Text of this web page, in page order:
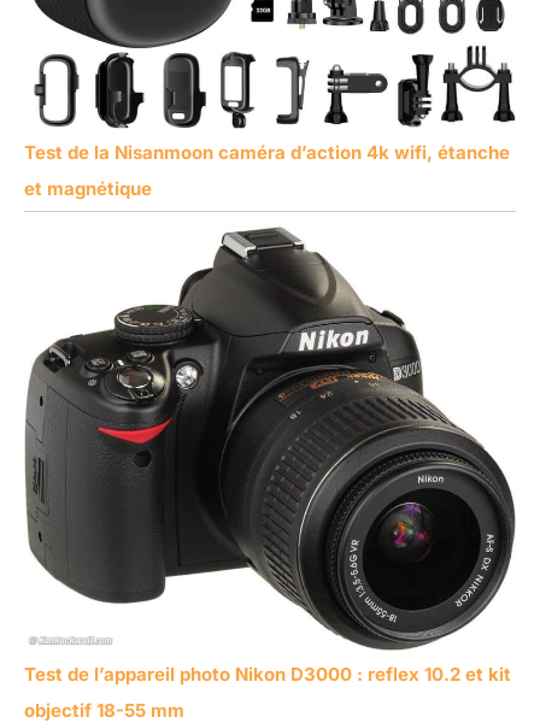
Test de la Nisanmoon caméra d’action 4k wifi, étanche
et magnétique
Test de l’appareil photo Nikon D3000 : reflex 10.2 et kit
objectif 18-55 mm